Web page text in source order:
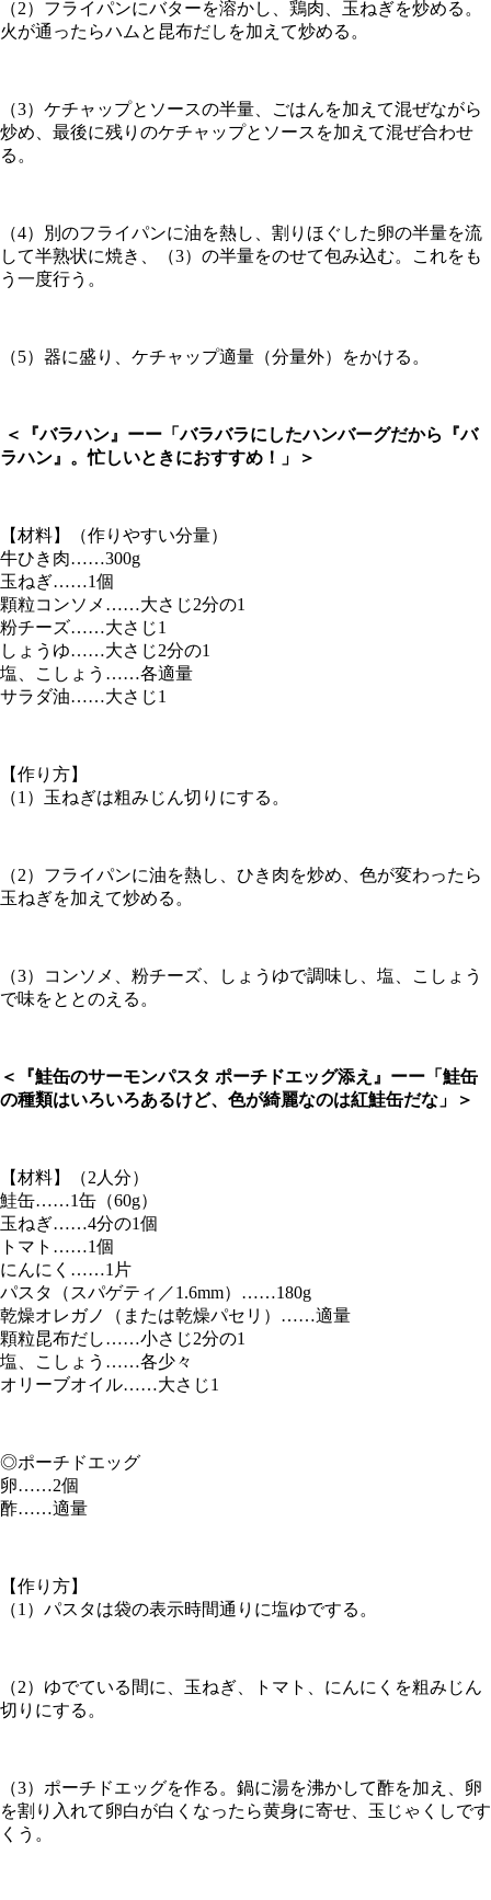
（2）フライパンにバターを溶かし、鶏肉、玉ねぎを炒める。
火が通ったらハムと昆布だしを加えて炒める。
（3）ケチャップとソースの半量、ごはんを加えて混ぜながら
炒め、最後に残りのケチャップとソースを加えて混ぜ合わせ
る。
（4）別のフライパンに油を熱し、割りほぐした卵の半量を流
して半熟状に焼き、（3）の半量をのせて包み込む。これをも
う一度行う。
（5）器に盛り、ケチャップ適量（分量外）をかける。
＜『バラハン』ーー「バラバラにしたハンバーグだから『バ
ラハン』。忙しいときにおすすめ！」＞
【材料】（作りやすい分量）
牛ひき肉……300g
玉ねぎ……1個
顆粒コンソメ……大さじ2分の1
粉チーズ……大さじ1
しょうゆ……大さじ2分の1
塩、こしょう……各適量
サラダ油……大さじ1
【作り方】
（1）玉ねぎは粗みじん切りにする。
（2）フライパンに油を熱し、ひき肉を炒め、色が変わったら
玉ねぎを加えて炒める。
（3）コンソメ、粉チーズ、しょうゆで調味し、塩、こしょう
で味をととのえる。
＜『鮭缶のサーモンパスタ ポーチドエッグ添え』ーー「鮭缶
の種類はいろいろあるけど、色が綺麗なのは紅鮭缶だな」＞
【材料】（2人分）
鮭缶……1缶（60g）
玉ねぎ……4分の1個
トマト……1個
にんにく……1片
パスタ（スパゲティ／1.6mm）……180g
乾燥オレガノ（または乾燥パセリ）……適量
顆粒昆布だし……小さじ2分の1
塩、こしょう……各少々
オリーブオイル……大さじ1
◎ポーチドエッグ
卵……2個
酢……適量
【作り方】
（1）パスタは袋の表示時間通りに塩ゆでする。
（2）ゆでている間に、玉ねぎ、トマト、にんにくを粗みじん
切りにする。
（3）ポーチドエッグを作る。鍋に湯を沸かして酢を加え、卵
を割り入れて卵白が白くなったら黄身に寄せ、玉じゃくしです
くう。